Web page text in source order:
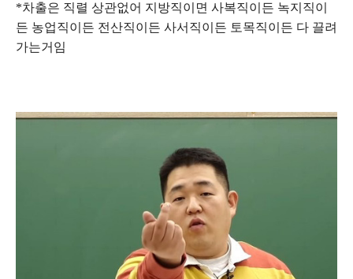
*차출은 직렬 상관없어 지방직이면 사복직이든 녹지직이
든 농업직이든 전산직이든 사서직이든 토목직이든 다 끌려
가는거임